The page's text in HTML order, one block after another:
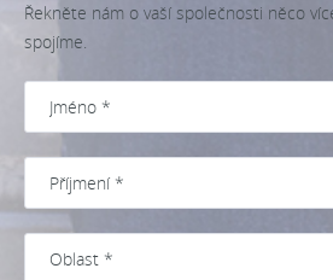
Řekněte nám o vaší společnosti něco
spojíme.